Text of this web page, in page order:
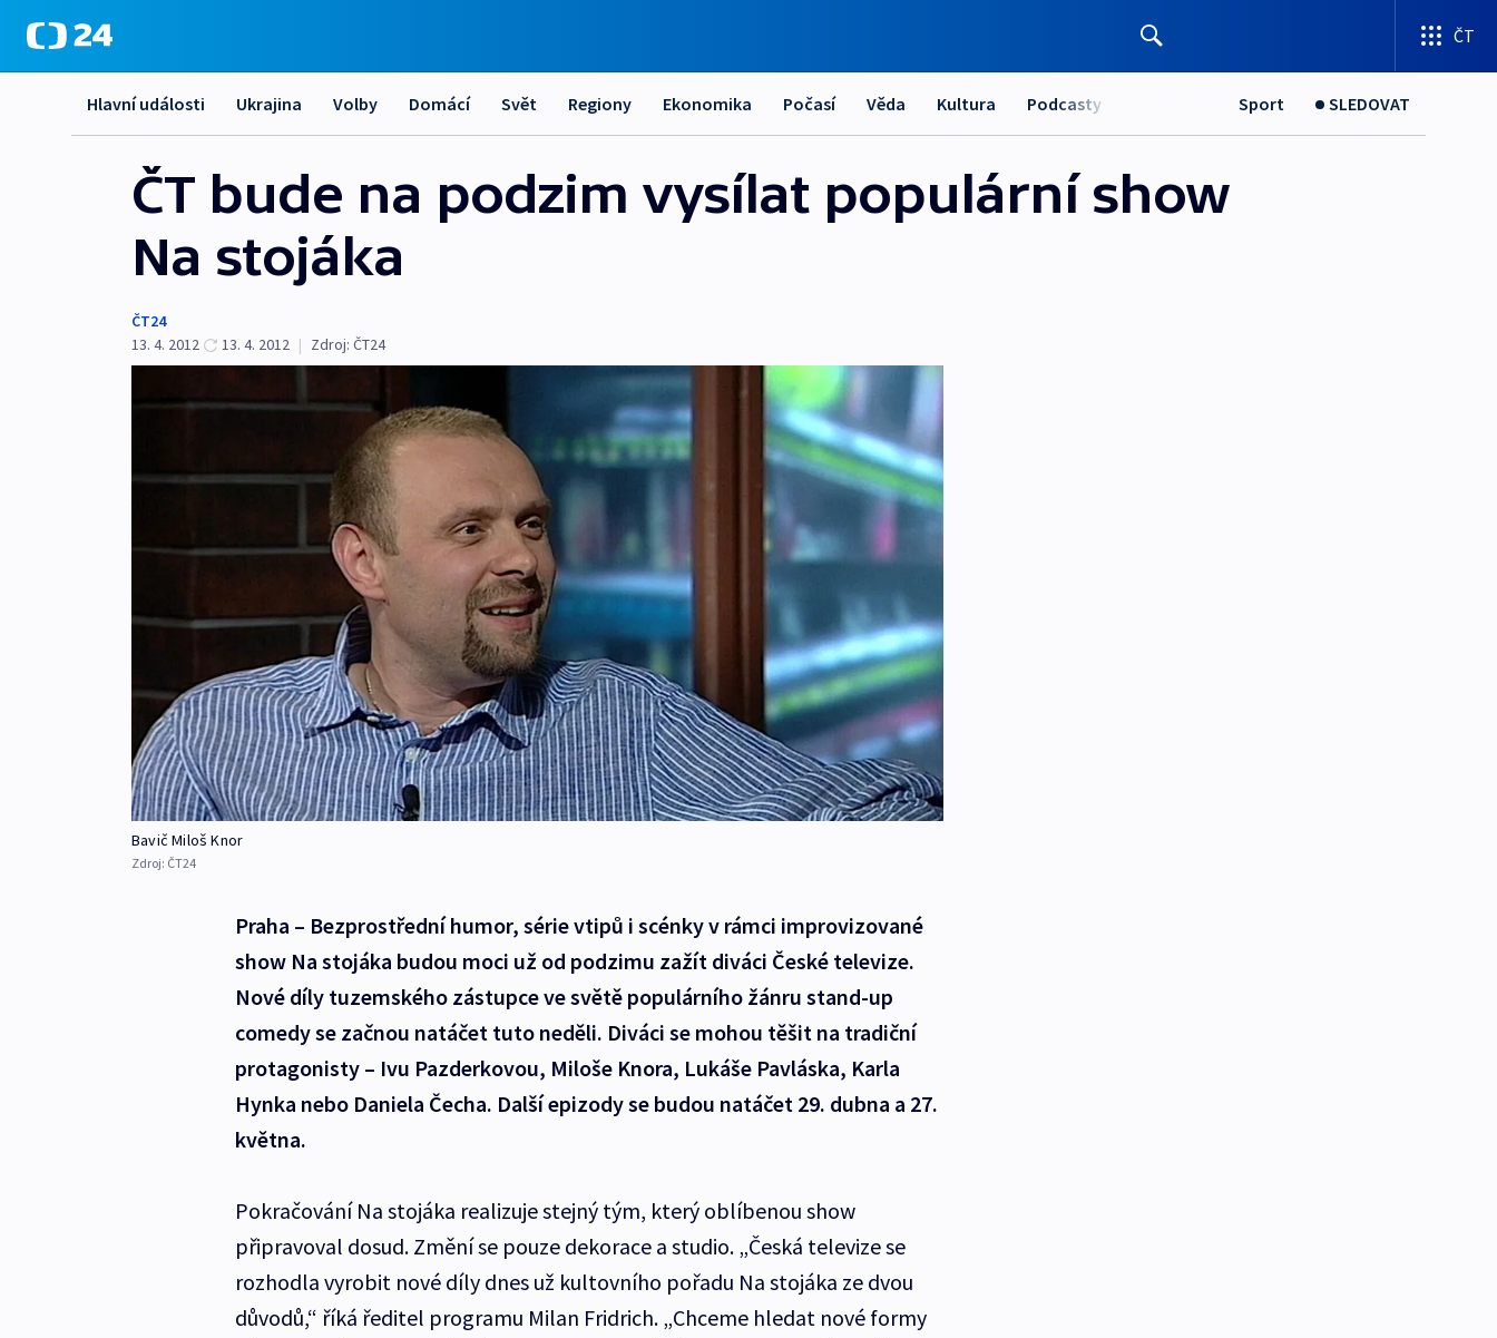
ČT
Hlavní události Ukrajina Volby Domácí Svět Regiony Ekonomika Počasí Věda Kultura Podcasty Sport SLEDOVAT
ČT bude na podzim vysílat populární show
Na stojáka
ČT24
13. 4. 2012
13. 4. 2012 | Zdroj: ČT24
Bavič Miloš Knor
Zdroj: ČT24
Praha – Bezprostřední humor, série vtipů i scénky v rámci improvizované
show Na stojáka budou moci už od podzimu zažít diváci České televize.
Nové díly tuzemského zástupce ve světě populárního žánru stand-up
comedy se začnou natáčet tuto neděli. Diváci se mohou těšit na tradiční
protagonisty – Ivu Pazderkovou, Miloše Knora, Lukáše Pavláska, Karla
Hynka nebo Daniela Čecha. Další epizody se budou natáčet 29. dubna a 27.
května.
Pokračování Na stojáka realizuje stejný tým, který oblíbenou show
připravoval dosud. Změní se pouze dekorace a studio. „Česká televize se
rozhodla vyrobit nové díly dnes už kultovního pořadu Na stojáka ze dvou
důvodů,“ říká ředitel programu Milan Fridrich. „Chceme hledat nové formy